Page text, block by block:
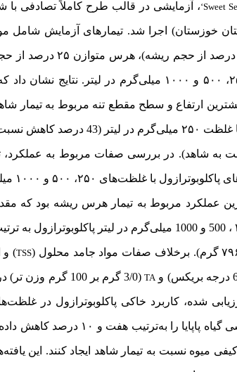
‘Sweet، آزمایشی در قالب طرح کاملاً تصادفی
خوزستان) اجرا شد. تیمارهای آزمایش
لیتر پاکلوبوترازول، و کاربرد پاکلوبوترازول با غلظت‌های ۲۵۰، ۵۰۰
ارتفاع و سطح مقطع تنه مربوط به تیمار
با غلظت ۲۵۰ میلی‌گرم در
شد (30 درصد کاهش نسبت به شاهد). در بررسی صفات مربوط به
TSS) و
TA(3/0 گرم بر 100 گرم وزن تر) در تیمار ترکیبی هرس ریشه +
شده، کاربرد خاکی پاکلوبوترازول در غلظت‌های
گیاه پاپایا را به‌ترتیب هفت و ۱۰ درصد کاهش داده و در مقابل، عملکرد را به میزان ۳۲
میوه نسبت به تیمار شاهد ایجاد کنند. این